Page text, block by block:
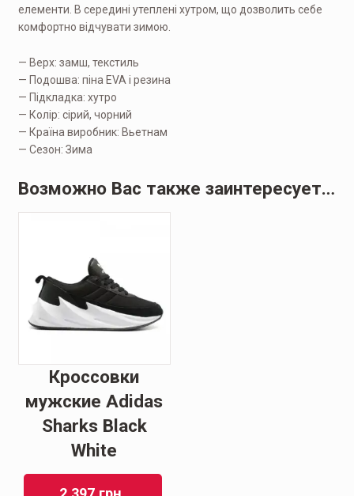
елементи. В середині утеплені хутром, що дозволить себе
комфортно відчувати зимою.
— Верх: замш, текстиль
— Подошва: піна EVA і резина
— Підкладка: хутро
— Колір: сірий, чорний
— Країна виробник: Вьетнам
— Сезон: Зима
Возможно Вас также заинтересует…
Кроссовки
мужские Adidas
Sharks Black
White